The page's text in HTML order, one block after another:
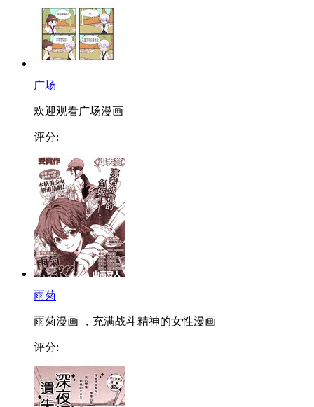
广场
欢迎观看广场漫画
评分:
雨菊
雨菊漫画 ，充满战斗精神的女性漫画
评分: